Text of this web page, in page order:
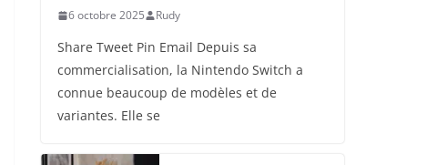
6 octobre 2025 Rudy
Share Tweet Pin Email Depuis sa
commercialisation, la Nintendo Switch a
connue beaucoup de modèles et de
variantes. Elle se